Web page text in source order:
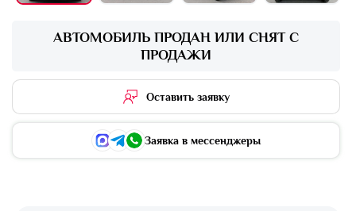
АВТОМОБИЛЬ ПРОДАН ИЛИ СНЯТ С
ПРОДАЖИ
Оставить заявку
Заявка в мессенджеры